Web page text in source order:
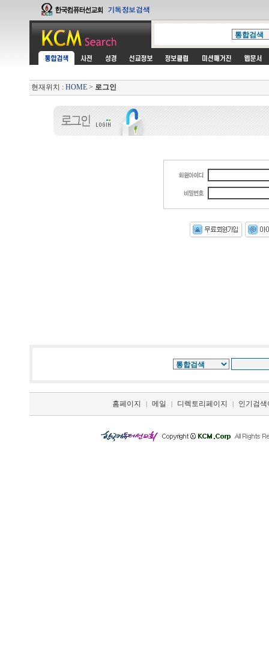
현재위치 : HOME > 로그인
홈페이지 | 메일 | 디렉토리페이지 | 인기검색